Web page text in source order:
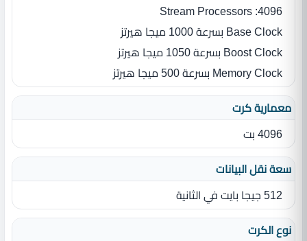
Stream Processors :4096
Base Clock بسرعة 1000 ميجا هيرتز
Boost Clock بسرعة 1050 ميجا هيرتز
Memory Clock بسرعة 500 ميجا هيرتز
معمارية كرت
4096 بت
سعة نقل البيانات
512 جيجا بايت في الثانية
نوع الكرت